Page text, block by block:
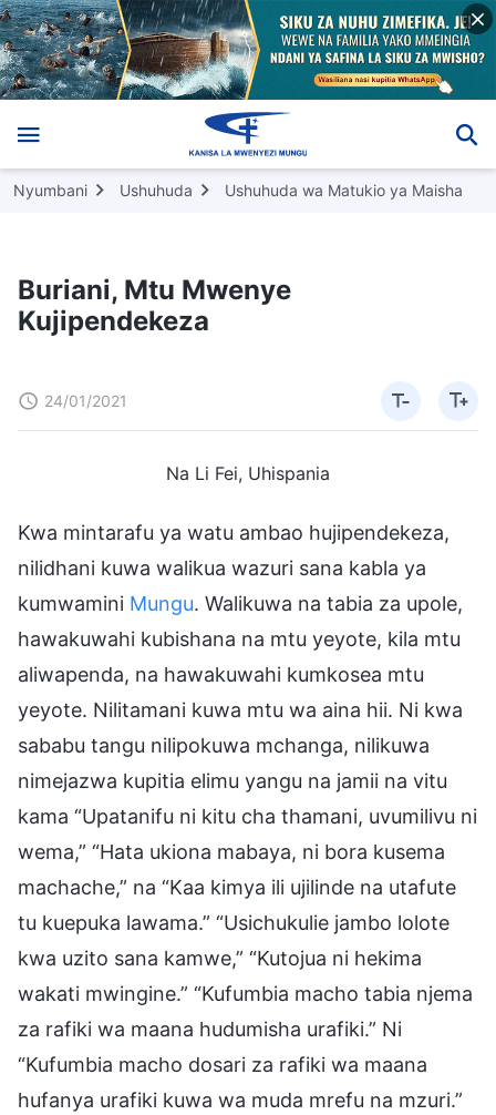
Nyumbani Ushuhuda Ushuhuda wa Matukio ya Maisha
Buriani, Mtu Mwenye
Kujipendekeza
24/01/2021
Na Li Fei, Uhispania
Kwa mintarafu ya watu ambao hujipendekeza,
nilidhani kuwa walikua wazuri sana kabla ya
kumwamini Mungu. Walikuwa na tabia za upole,
hawakuwahi kubishana na mtu yeyote, kila mtu
aliwapenda, na hawakuwahi kumkosea mtu
yeyote. Nilitamani kuwa mtu wa aina hii. Ni kwa
sababu tangu nilipokuwa mchanga, nilikuwa
nimejazwa kupitia elimu yangu na jamii na vitu
kama “Upatanifu ni kitu cha thamani, uvumilivu ni
wema,” “Hata ukiona mabaya, ni bora kusema
machache,” na “Kaa kimya ili ujilinde na utafute
tu kuepuka lawama.” “Usichukulie jambo lolote
kwa uzito sana kamwe,” “Kutojua ni hekima
wakati mwingine.” “Kufumbia macho tabia njema
za rafiki wa maana hudumisha urafiki.” Ni
“Kufumbia macho dosari za rafiki wa maana
hufanya urafiki kuwa wa muda mrefu na mzuri.”